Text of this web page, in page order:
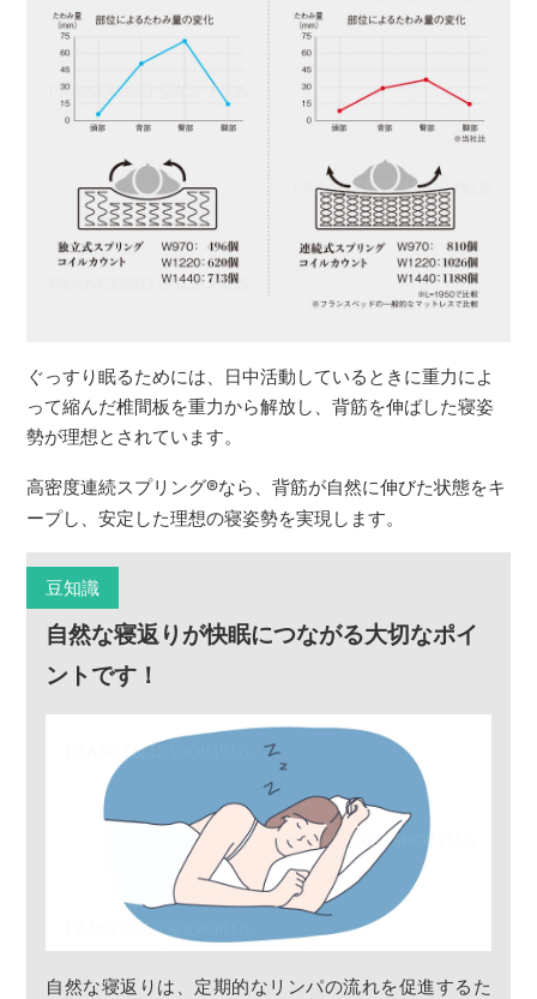
ぐっすり眠るためには、日中活動しているときに重力によ
って縮んだ椎間板を重力から解放し、背筋を伸ばした寝姿
勢が理想とされています。
高密度連続スプリング®なら、背筋が自然に伸びた状態をキ
ープし、安定した理想の寝姿勢を実現します。
豆知識
自然な寝返りが快眠につながる大切なポイ
ントです！
自然な寝返りは、定期的なリンパの流れを促進するた